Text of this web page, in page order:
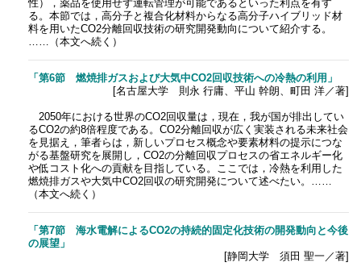
性），薬品を使用せず運転管理が可能であるといった利点を有す
る。本節では，高分子と複合化材料からなる高分子ハイブリッド材
料を用いたCO2分離回収技術の研究開発動向について紹介する。
……（本文へ続く）
「第6節 燃焼排ガスおよび大気中CO2回収技術への冷熱の利用」
[名古屋大学 則永 行庸、平山 幹朗、町田 洋／著]
2050年における世界のCO2回収量は，現在，我が国が排出してい
るCO2の約8倍程度である。CO2分離回収が広く実装される未来社会
を見据え，筆者らは，新しいプロセス概念や要素材料の提示につな
がる基盤研究を展開し，CO2の分離回収プロセスの省エネルギー化
や低コスト化への貢献を目指している。ここでは，冷熱を利用した
燃焼排ガスや大気中CO2回収の研究開発について述べたい。……
（本文へ続く）
「第7節 海水電解によるCO2の持続的固定化技術の開発動向と今後
の展望」
[静岡大学 須田 聖一／著]